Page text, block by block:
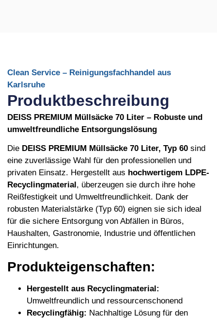
Clean Service – Reinigungsfachhandel aus
Karlsruhe
Produktbeschreibung
DEISS PREMIUM Müllsäcke 70 Liter – Robuste und
umweltfreundliche Entsorgungslösung
Die DEISS PREMIUM Müllsäcke 70 Liter, Typ 60 sind
eine zuverlässige Wahl für den professionellen und
privaten Einsatz. Hergestellt aus hochwertigem LDPE-
Recyclingmaterial , überzeugen sie durch ihre hohe
Reißfestigkeit und Umweltfreundlichkeit. Dank der
robusten Materialstärke (Typ 60) eignen sie sich ideal
für die sichere Entsorgung von Abfällen in Büros,
Haushalten, Gastronomie, Industrie und öffentlichen
Einrichtungen.
Produkteigenschaften:
Hergestellt aus Recyclingmaterial:
Umweltfreundlich und ressourcenschonend
Recyclingfähig: Nachhaltige Lösung für den